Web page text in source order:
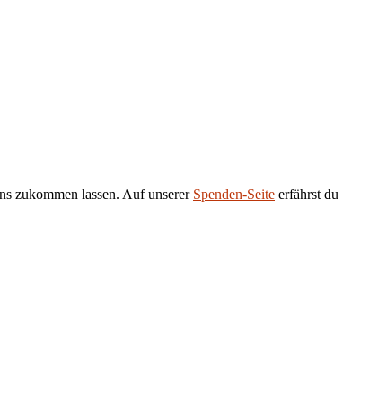
zukommen lassen. Auf unserer Spenden-Seite erfährst du